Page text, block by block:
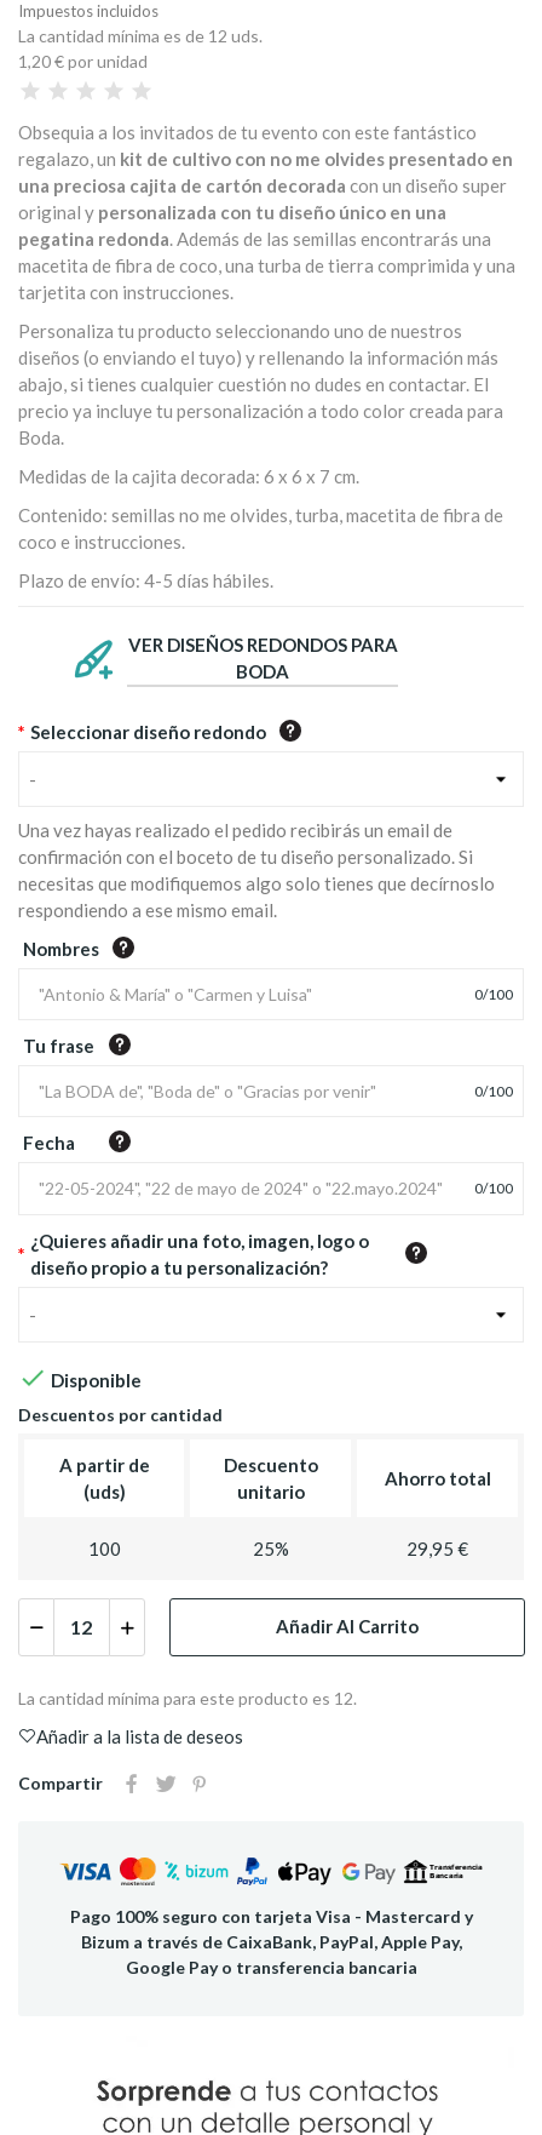
Impuestos incluidos
La cantidad mínima es de 12 uds.
1,20 €por unidad
Obsequia a los invitados de tu evento con este fantástico
regalazo, un kit de cultivo con no me olvides presentado en
una preciosa cajita de cartón decorada con un diseño super
original y personalizada con tu diseño único en una
pegatina redonda. Además de las semillas encontrarás una
macetita de fibra de coco, una turba de tierra comprimida y una
tarjetita con instrucciones.
Personaliza tu producto seleccionando uno de nuestros
diseños (o enviando el tuyo) y rellenando la información más
abajo, si tienes cualquier cuestión no dudes en contactar. El
precio ya incluye tu personalización a todo color creada para
Boda.
Medidas de la cajita decorada: 6 x 6 x 7 cm.
Contenido: semillas no me olvides, turba, macetita de fibra de
coco e instrucciones.
Plazo de envío: 4-5 días hábiles.
VER DISEÑOS REDONDOS PARA
BODA
* Seleccionar diseño redondo
-
Una vez hayas realizado el pedido recibirás un email de
confirmación con el boceto de tu diseño personalizado. Si
necesitas que modifiquemos algo solo tienes que decírnoslo
respondiendo a ese mismo email.
Nombres
0/100
Tu frase
0/100
Fecha
0/100
*
¿Quieres añadir una foto, imagen, logo o
diseño propio a tu personalización?
-
 Disponible
Descuentos por cantidad
A partir de
(uds)
Descuento
unitario
Ahorro total
100 25% 29,95 €
Añadir Al Carrito
La cantidad mínima para este producto es 12.
Añadir a la lista de deseos
Compartir
Pago 100% seguro con tarjeta Visa - Mastercard y
Bizum a través de CaixaBank, PayPal, Apple Pay,
Google Pay o transferencia bancaria